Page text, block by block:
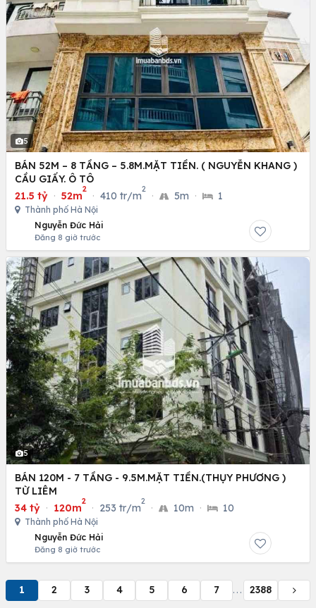
5
BÁN 52M – 8 TẦNG – 5.8M.MẶT TIỀN. ( NGUYỄN KHANG )
CẦU GIẤY. Ô TÔ
21.5 tỷ · 52m
2
· 410 tr/m
2
· 5m · 1
Thành phố Hà Nội
Nguyễn Đức Hải
Đăng 8 giờ trước
5
BÁN 120M - 7 TẦNG - 9.5M.MẶT TIỀN.(THỤY PHƯƠNG )
TỪ LIÊM
34 tỷ · 120m
2
· 253 tr/m
2
· 10m · 10
Thành phố Hà Nội
Nguyễn Đức Hải
Đăng 8 giờ trước
1 2 3 4 5 6 7 ... 2388